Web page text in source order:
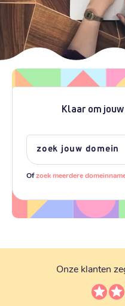
Klaar om
Ofzoek meerdere
Onze klanten